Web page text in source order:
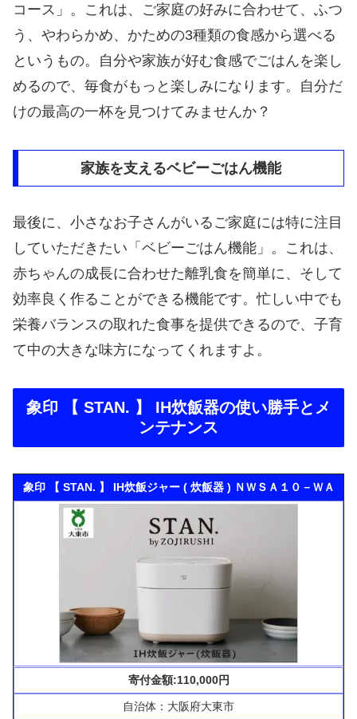
コース」。これは、ご家庭の好みに合わせて、ふつ
う、やわらかめ、かための3種類の食感から選べる
というもの。自分や家族が好む食感でごはんを楽し
めるので、毎食がもっと楽しみになります。自分だ
けの最高の一杯を見つけてみませんか？
家族を支えるベビーごはん機能
最後に、小さなお子さんがいるご家庭には特に注目
していただきたい「ベビーごはん機能」。これは、
赤ちゃんの成長に合わせた離乳食を簡単に、そして
効率良く作ることができる機能です。忙しい中でも
栄養バランスの取れた食事を提供できるので、子育
て中の大きな味方になってくれますよ。
象印 【 STAN. 】 IH炊飯器の使い勝手とメ
ンテナンス
象印 【 STAN. 】 IH炊飯ジャー ( 炊飯器 ) ＮＷＳＡ１０－ＷＡ
寄付金額:110,000円
自治体：大阪府大東市